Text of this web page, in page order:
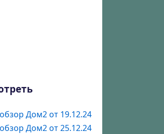
Дом2 от 19.12.24
Дом2 от 25.12.24